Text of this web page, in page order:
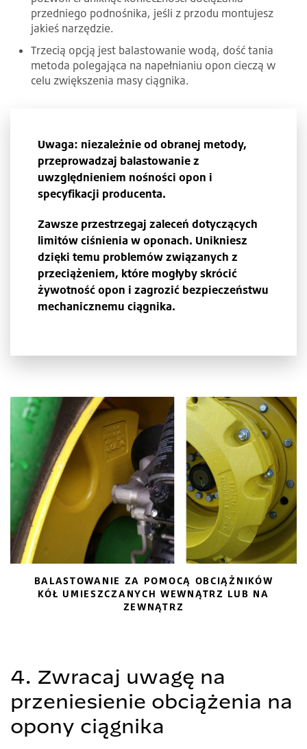
przedniego podnośnika, jeśli z przodu montujesz
jakieś narzędzie.
Trzecią opcją jest balastowanie wodą, dość tania
metoda polegająca na napełnianiu opon cieczą w
celu zwiększenia masy ciągnika.
Uwaga: niezależnie od obranej metody,
przeprowadzaj balastowanie z
uwzględnieniem nośności opon i
specyfikacji producenta.
Zawsze przestrzegaj zaleceń dotyczących
limitów ciśnienia w oponach. Unikniesz
dzięki temu problemów związanych z
przeciążeniem, które mogłyby skrócić
żywotność opon i zagrozić bezpieczeństwu
mechanicznemu ciągnika.
BALASTOWANIE ZA POMOCĄ OBCIĄŻNIKÓW
KÓŁ UMIESZCZANYCH WEWNĄTRZ LUB NA
ZEWNĄTRZ
4. Zwracaj uwagę na
przeniesienie obciążenia na
opony ciągnika